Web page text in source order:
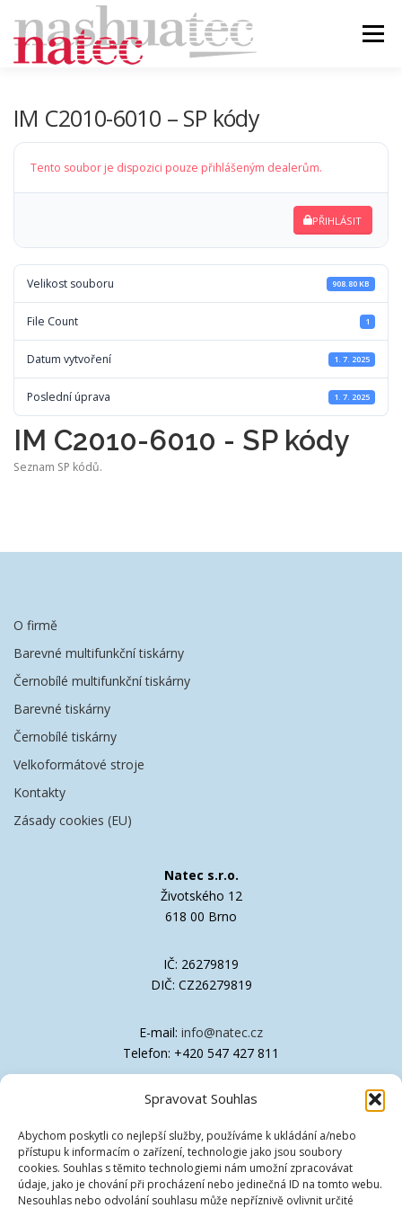
Spravovat Souhlas
Abychom poskytli co nejlepší služby, používáme k ukládání a/nebo
přístupu k informacím o zařízení, technologie jako jsou soubory
cookies. Souhlas s těmito technologiemi nám umožní zpracovávat
údaje, jako je chování při procházení nebo jedinečná ID na tomto webu.
Nesouhlas nebo odvolání souhlasu může nepříznivě ovlivnit určité
obsah
Menu
DEALER KONTAKT
IM C2010-6010 – SP kódy
Tento soubor je dispozici pouze přihlášeným dealerům.
PŘIHLÁSIT
Velikost souboru 908.80 KB
File Count 1
Datum vytvoření 1. 7. 2025
Poslední úprava 1. 7. 2025
IM C2010-6010 - SP kódy
Seznam SP kódů.
O firmě
Barevné multifunkční tiskárny
Černobílé multifunkční tiskárny
Barevné tiskárny
Černobílé tiskárny
Velkoformátové stroje
Kontakty
Zásady cookies (EU)
Natec s.r.o.
Životského 12
618 00 Brno
IČ: 26279819
DIČ: CZ26279819
E-mail: info@natec.cz
Telefon: +420 547 427 811
Společnost je zapsána v OR Krajského soudu
Technická podpora